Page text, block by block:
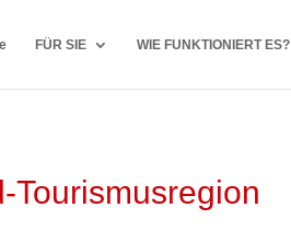
FÜR SIE WIE FUNKTIONIERT ES?
Tourismusregion